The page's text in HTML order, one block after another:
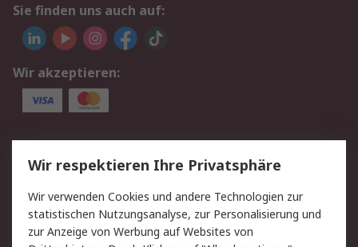
Sie finden uns auch auf:
Wir akzeptieren:
Service
Value Added Services
Lieferlösungen
Rücksendung/Entsorgung Kontakt
Hilfe
Wir respektieren Ihre Privatsphäre
Wir verwenden Cookies und andere Technologien zur
statistischen Nutzungsanalyse, zur Personalisierung und
zur Anzeige von Werbung auf Websites von